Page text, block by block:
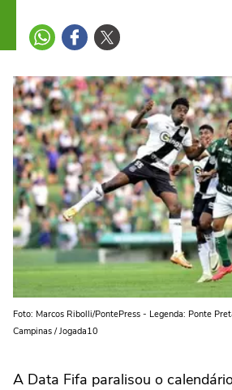
Foto: Marcos Ribolli/PontePress - Legenda: Ponte
Campinas / Jogada10
A Data Fifa paralisou o